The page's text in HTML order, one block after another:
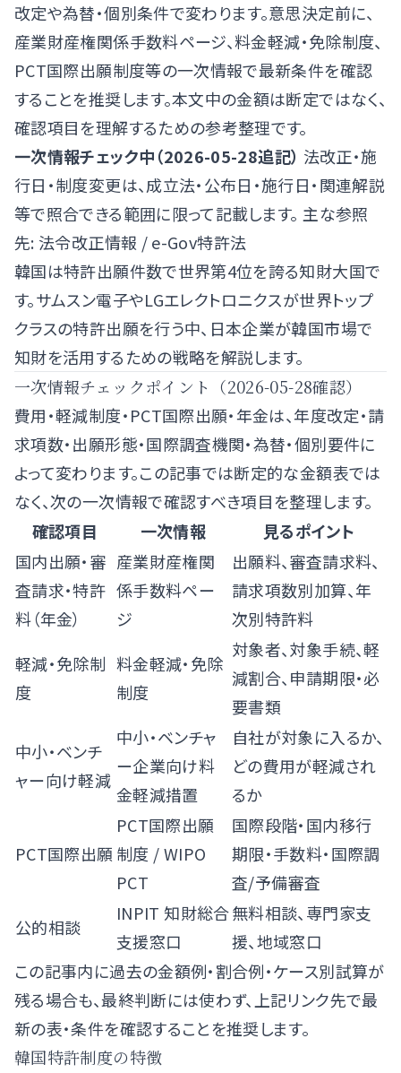
改定や為替・個別条件で変わります。意思決定前に、
産業財産権関係手数料ページ、料金軽減・免除制度、
PCT国際出願制度等の一次情報で最新条件を確認
することを推奨します。本文中の金額は断定ではなく、
確認項目を理解するための参考整理です。
一次情報チェック中（2026-05-28追記） 法改正・施
行日・制度変更は、成立法・公布日・施行日・関連解説
等で照合できる範囲に限って記載します。 主な参照
先: 法令改正情報 /e-Gov特許法
韓国は特許出願件数で世界第4位を誇る知財大国で
す。サムスン電子やLGエレクトロニクスが世界トップ
クラスの特許出願を行う中、日本企業が韓国市場で
知財を活用するための戦略を解説します。
一次情報チェックポイント（2026-05-28確認）
費用・軽減制度・PCT国際出願・年金は、年度改定・請
求項数・出願形態・国際調査機関・為替・個別要件に
よって変わります。この記事では断定的な金額表では
なく、次の一次情報で確認すべき項目を整理します。
確認項目
一次情報
見るポイント
国内出願・審
査請求・特許
料（年金）
産業財産権関
係手数料ペー
ジ
出願料、審査請求料、
請求項数別加算、年
次別特許料
軽減・免除制
度
料金軽減・免除
制度
対象者、対象手続、軽
減割合、申請期限・必
要書類
中小・ベンチ
ャー向け軽減
中小・ベンチャ
ー企業向け料
金軽減措置
自社が対象に入るか、
どの費用が軽減され
るか
PCT国際出願
PCT国際出願
制度 /WIPO
PCT
国際段階・国内移行
期限・手数料・国際調
査/予備審査
公的相談
INPIT 知財総合
支援窓口
無料相談、専門家支
援、地域窓口
この記事内に過去の金額例・割合例・ケース別試算が
残る場合も、最終判断には使わず、上記リンク先で最
新の表・条件を確認することを推奨します。
韓国特許制度の特徴